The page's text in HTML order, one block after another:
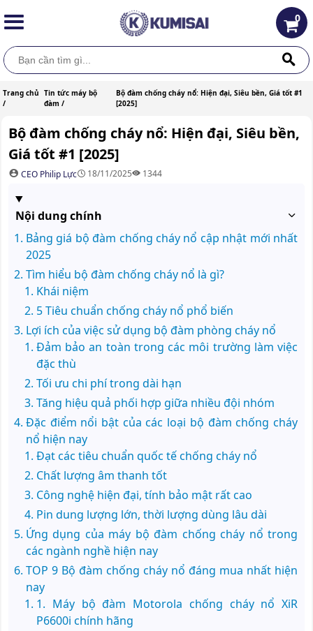
0
Trang chủ
/
Tin tức máy bộ
đàm /
Bộ đàm chống cháy nổ: Hiện đại, Siêu bền, Giá tốt #1
[2025]
Bộ đàm chống cháy nổ: Hiện đại, Siêu bền,
Giá tốt #1 [2025]
CEO Philip Lực 18/11/2025 1344
Nội dung chính
Bảng giá bộ đàm chống cháy nổ cập nhật mới nhất
2025
Tìm hiểu bộ đàm chống cháy nổ là gì?
Khái niệm
5 Tiêu chuẩn chống cháy nổ phổ biến
Lợi ích của việc sử dụng bộ đàm phòng cháy nổ
Đảm bảo an toàn trong các môi trường làm việc
đặc thù
Tối ưu chi phí trong dài hạn
Tăng hiệu quả phối hợp giữa nhiều đội nhóm
Đặc điểm nổi bật của các loại bộ đàm chống cháy
nổ hiện nay
Đạt các tiêu chuẩn quốc tế chống cháy nổ
Chất lượng âm thanh tốt
Công nghệ hiện đại, tính bảo mật rất cao
Pin dung lượng lớn, thời lượng dùng lâu dài
Ứng dụng của máy bộ đàm chống cháy nổ trong
các ngành nghề hiện nay
TOP 9 Bộ đàm chống cháy nổ đáng mua nhất hiện
nay
1. Máy bộ đàm Motorola chống cháy nổ XiR
P6600i chính hãng